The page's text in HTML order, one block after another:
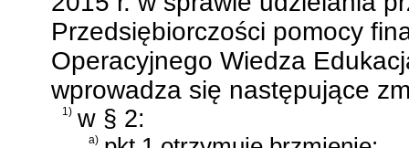
Przedsiębiorczości pomocy
Operacyjnego Wiedza
wprowadza się następujące
1) w § 2:
a)